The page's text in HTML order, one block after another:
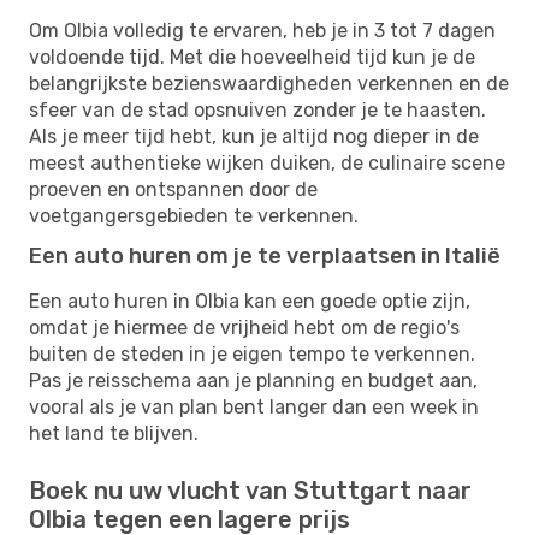
Om Olbia volledig te ervaren, heb je in 3 tot 7 dagen
voldoende tijd. Met die hoeveelheid tijd kun je de
belangrijkste bezienswaardigheden verkennen en de
sfeer van de stad opsnuiven zonder je te haasten.
Als je meer tijd hebt, kun je altijd nog dieper in de
meest authentieke wijken duiken, de culinaire scene
proeven en ontspannen door de
voetgangersgebieden te verkennen.
Een auto huren om je te verplaatsen in Italië
Een auto huren in Olbia kan een goede optie zijn,
omdat je hiermee de vrijheid hebt om de regio's
buiten de steden in je eigen tempo te verkennen.
Pas je reisschema aan je planning en budget aan,
vooral als je van plan bent langer dan een week in
het land te blijven.
Boek nu uw vlucht van Stuttgart naar
Olbia tegen een lagere prijs